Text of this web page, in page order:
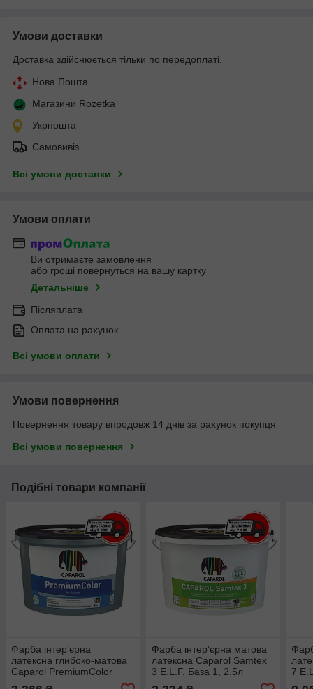
Умови доставки
Доставка здійснюється тільки по передоплаті.
Нова Пошта
Магазини Rozetka
Укрпошта
Самовивіз
Всі умови доставки
Умови оплати
Ви отримаєте замовлення
або гроші повернуться на вашу картку
Детальніше
Післяплата
Оплата на рахунок
Всі умови оплати
Умови повернення
Повернення товару впродовж 14 днів за рахунок покупця
Всі умови повернення
Подібні товари компанії
Фарба інтер'єрна
латексна глибоко-матова
Caparol PremiumColor
Фарба інтер'єрна матова
латексна Caparol Samtex
3 E.L.F. База 1, 2.5л
7